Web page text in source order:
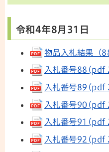
令和4年8月31日
物品入札結果（
入札番号88(pdf
入札番号89(pdf
入札番号90(pdf
入札番号91(pdf
入札番号92(pdf